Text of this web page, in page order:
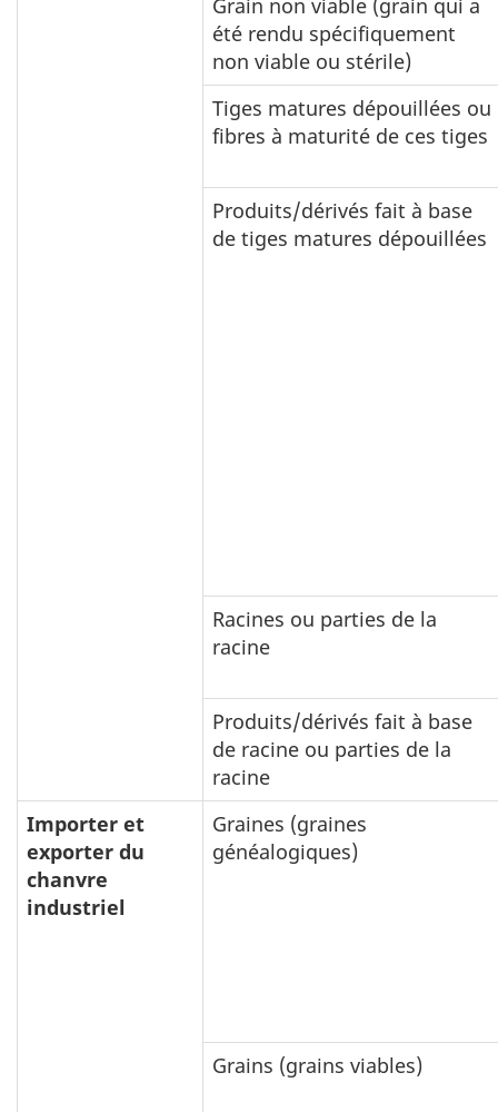
Grain non viable (grain qui a
été rendu spécifiquement
non viable ou stérile)
Tiges matures dépouillées ou
fibres à maturité de ces tiges
Produits/dérivés fait à base
de tiges matures dépouillées
Racines ou parties de la
racine
Produits/dérivés fait à base
de racine ou parties de la
racine
Importer et
exporter du
chanvre
industriel
Graines (graines
généalogiques)
Grains (grains viables)